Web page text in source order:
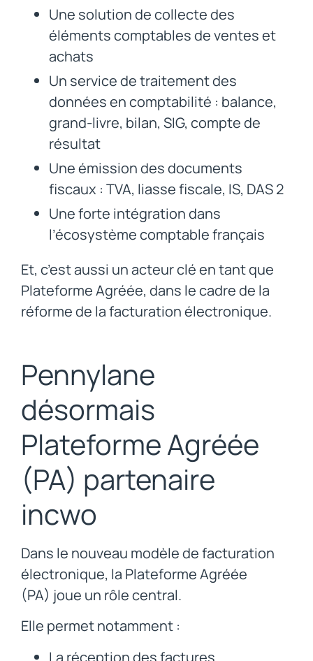
Une solution de collecte des
éléments comptables de ventes et
achats
Un service de traitement des
données en comptabilité : balance,
grand-livre, bilan, SIG, compte de
résultat
Une émission des documents
fiscaux : TVA, liasse fiscale, IS, DAS 2
Une forte intégration dans
l’écosystème comptable français
Et, c’est aussi un acteur clé en tant que
Plateforme Agréée, dans le cadre de la
réforme de la facturation électronique.
Pennylane
désormais
Plateforme Agréée
(PA) partenaire
incwo
Dans le nouveau modèle de facturation
électronique, la Plateforme Agréée
(PA) joue un rôle central.
Elle permet notamment :
La réception des factures